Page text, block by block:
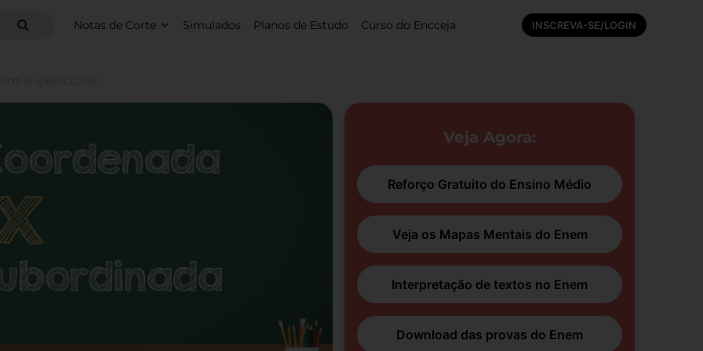
Notas de Corte Simulados Planos de Estudo Curso do Encceja INSCREVA-SE/LOGIN
Veja Agora:
Reforço Gratuito do Ensino Médio
Veja os Mapas Mentais do Enem
Interpretação de textos no Enem
Download das provas do Enem